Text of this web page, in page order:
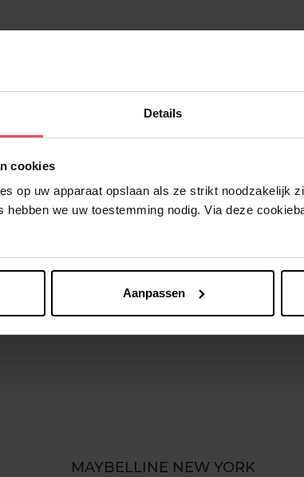
Details
cookies
op uw apparaat opslaan als ze strikt noodzakelijk
hebben we uw toestemming nodig. Via deze
Aanpassen
Nog iets vergeten ?
MAYBELLINE NEW YORK